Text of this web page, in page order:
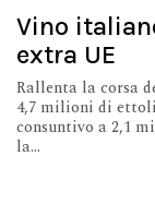
Vino
extra UE
Rallenta la corsa
4,7 milioni di
consuntivo a 2,1
la...